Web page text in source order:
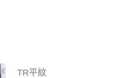
TR平紋